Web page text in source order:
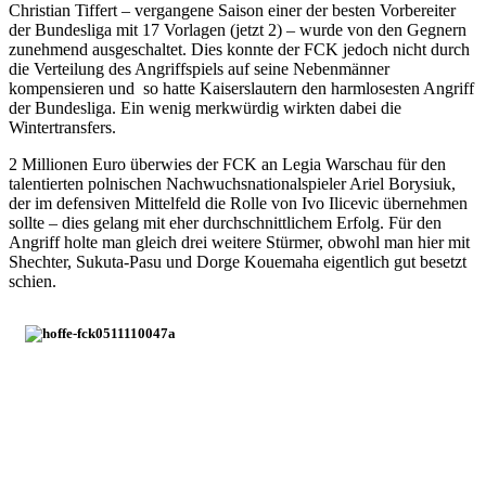
Christian Tiffert – vergangene Saison einer der besten Vorbereiter
der Bundesliga mit 17 Vorlagen (jetzt 2) – wurde von den Gegnern
zunehmend ausgeschaltet. Dies konnte der FCK jedoch nicht durch
die Verteilung des Angriffspiels auf seine Nebenmänner
kompensieren und so hatte Kaiserslautern den harmlosesten Angriff
der Bundesliga. Ein wenig merkwürdig wirkten dabei die
Wintertransfers.
2 Millionen Euro überwies der FCK an Legia Warschau für den
talentierten polnischen Nachwuchsnationalspieler Ariel Borysiuk,
der im defensiven Mittelfeld die Rolle von Ivo Ilicevic übernehmen
sollte – dies gelang mit eher durchschnittlichem Erfolg. Für den
Angriff holte man gleich drei weitere Stürmer, obwohl man hier mit
Shechter, Sukuta-Pasu und Dorge Kouemaha eigentlich gut besetzt
schien.